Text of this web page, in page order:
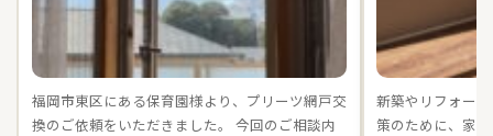
福岡市東区にある保育園様より、プリーツ網戸交
換のご依頼をいただきました。 今回のご相談内
新築やリフォー
策のために、家